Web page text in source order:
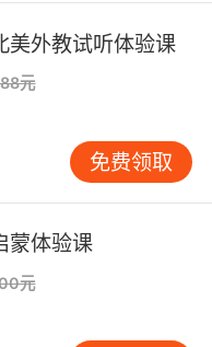
路被阻塞了，然后
声音。
需要舌端的齿龈侧
龈、舌头前部也要
要从舌头的一侧或
慢移向某一发音动
美外教试听体验课
元
免费领取
蒙体验课
元